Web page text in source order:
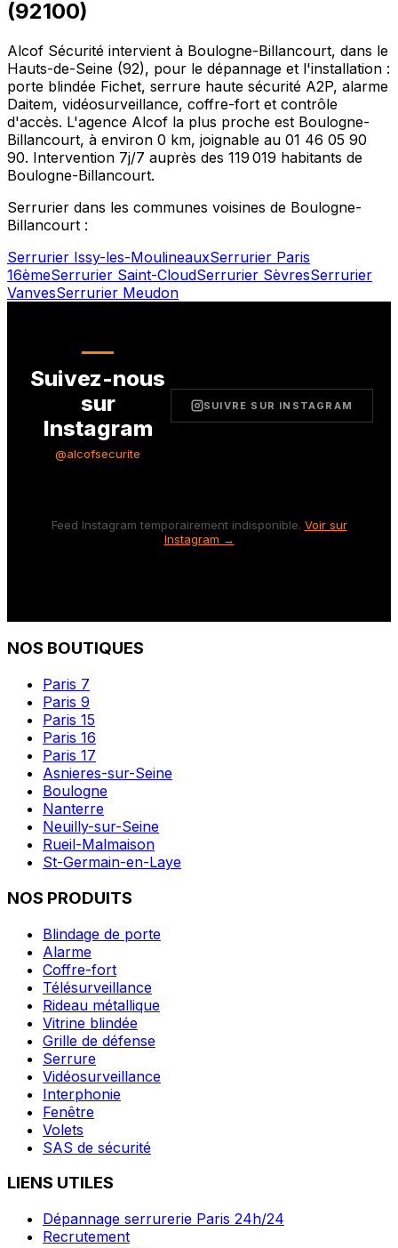
(92100)
Alcof Sécurité intervient à Boulogne-Billancourt, dans le
Hauts-de-Seine (92), pour le dépannage et l'installation :
porte blindée Fichet, serrure haute sécurité A2P, alarme
Daitem, vidéosurveillance, coffre-fort et contrôle
d'accès. L'agence Alcof la plus proche est Boulogne-
Billancourt, à environ 0 km, joignable au 01 46 05 90
90. Intervention 7j/7 auprès des 119 019 habitants de
Boulogne-Billancourt.
Serrurier dans les communes voisines de Boulogne-
Billancourt :
Serrurier Issy-les-MoulineauxSerrurier Paris
16èmeSerrurier Saint-CloudSerrurier SèvresSerrurier
VanvesSerrurier Meudon
Suivez-nous
sur
Instagram
@alcofsecurite
SUIVRE SUR INSTAGRAM
Feed Instagram temporairement indisponible. Voir sur
Instagram →
NOS BOUTIQUES
Paris 7
Paris 9
Paris 15
Paris 16
Paris 17
Asnieres-sur-Seine
Boulogne
Nanterre
Neuilly-sur-Seine
Rueil-Malmaison
St-Germain-en-Laye
NOS PRODUITS
Blindage de porte
Alarme
Coffre-fort
Télésurveillance
Rideau métallique
Vitrine blindée
Grille de défense
Serrure
Vidéosurveillance
Interphonie
Fenêtre
Volets
SAS de sécurité
LIENS UTILES
Dépannage serrurerie Paris 24h/24
Recrutement